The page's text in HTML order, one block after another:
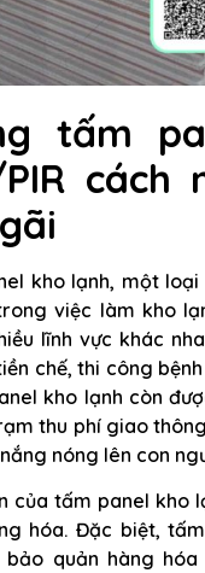
tấm
cách
kho lạnh, một
việc làm kho
lĩnh vực khác
chế, thi công
kho lạnh còn
thu phí giao
nóng lên con
của tấm panel kho
hóa. Đặc biệt,
quản hàng hóa